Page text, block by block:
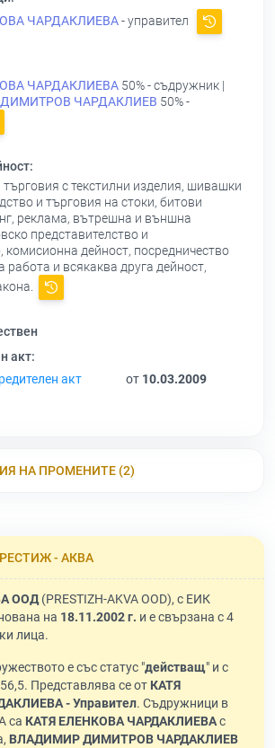
ЧАРДАКЛИЕВА- управител
ЧАРДАКЛИЕВА 50% - съдружник |
ЧАРДАКЛИЕВ 50% -
с текстилни изделия, шивашки
и търговия на стоки, битови
реклама, вътрешна и външна
представителство и
комисионна дейност, посредничество
работа и всякаква друга дейност,
акт:
акт
от 10.03.2009
НА ПРОМЕНИТЕ (2)
- АКВА
ООД(PRESTIZH-AKVA OOD), с ЕИК
на 18.11.2002 г. и е свързана с 4
лица.
е със статус "действащ" и с
Представлява се от КАТЯ
- Управител. Съдружници в
са КАТЯ ЕЛЕНКОВА ЧАРДАКЛИЕВАс
ВЛАДИМИР ДИМИТРОВ ЧАРДАКЛИЕВ